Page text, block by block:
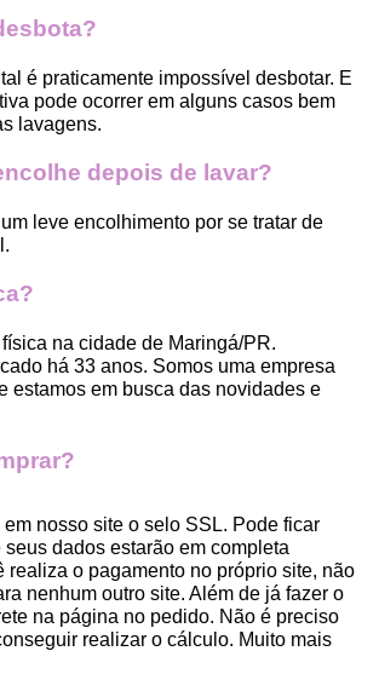
é praticamente impossível desbotar. E
pode ocorrer em alguns casos bem
lavagens.
depois de lavar?
leve encolhimento por se tratar de
na cidade de Maringá/PR.
há 33 anos. Somos uma empresa
estamos em busca das novidades e
nosso site o selo SSL. Pode ficar
dados estarão em completa
realiza o pagamento no próprio site, não
nenhum outro site. Além de já fazer o
na página no pedido. Não é preciso
realizar o cálculo. Muito mais